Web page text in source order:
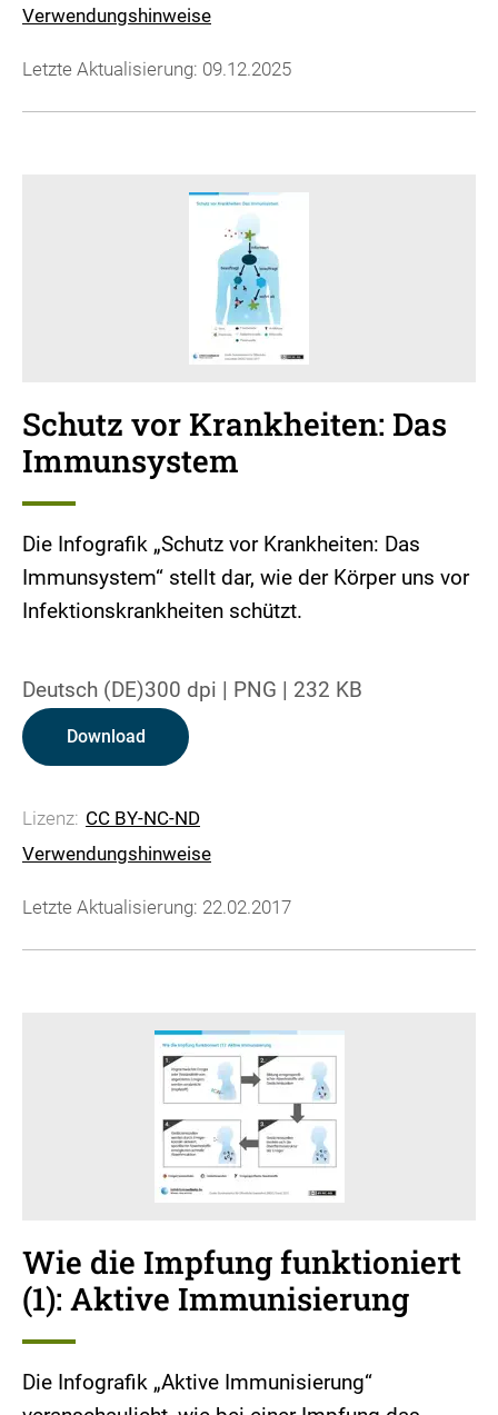
Verwendungshinweise
Letzte Aktualisierung: 09.12.2025
Schutz vor Krankheiten: Das
Immunsystem
Die Infografik „Schutz vor Krankheiten: Das
Immunsystem“ stellt dar, wie der Körper uns vor
Infektionskrankheiten schützt.
Deutsch (DE)300 dpi | PNG | 232 KB
Download
Lizenz: CC BY-NC-ND
Verwendungshinweise
Letzte Aktualisierung: 22.02.2017
Wie die Impfung funktioniert
(1): Aktive Immunisierung
Die Infografik „Aktive Immunisierung“